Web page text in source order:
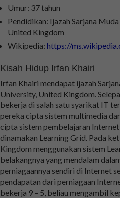
Umur: 37 tahun
Pendidikan: Ijazah Sarjana
United Kingdom
Wikipedia: https://
Kisah Hidup Irfan Khairi
Irfan Khairi mendapat ijazah
University, United Kingdom.
bekerja di salah satu syarikat IT
pereka cipta sistem multimedia
cipta sistem pembelajaran
dinamakan Learning Grid. Pada
Kingdom menggunakan sistem
belakangnya yang mendalam
perniagaannya sendiri di Internet
pendapatan dari perniagaan
bekerja 9 – 5, beliau mengambil